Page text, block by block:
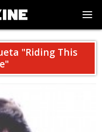
"Riding This
"